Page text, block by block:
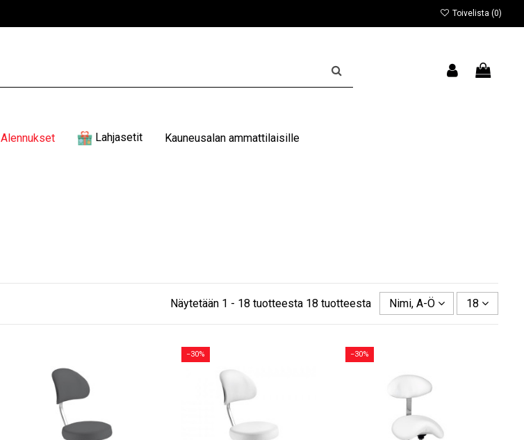
Toivelista (0)
Alennukset Lahjasetit Kauneusalan ammattilaisille
Näytetään 1 - 18 tuotteesta 18 tuotteesta Nimi, A-Ö 18
−30% −30%